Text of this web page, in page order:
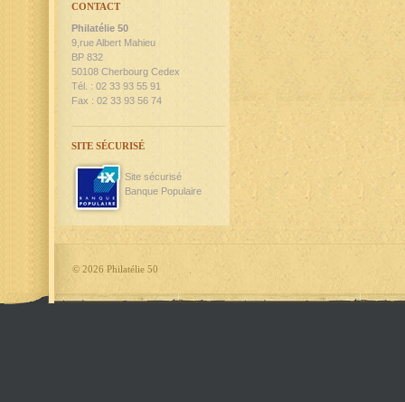
CONTACT
Philatélie 50
9,rue Albert Mahieu
BP 832
50108 Cherbourg Cedex
Tél. : 02 33 93 55 91
Fax : 02 33 93 56 74
SITE SÉCURISÉ
Site sécurisé
Banque Populaire
© 2026 Philatélie 50